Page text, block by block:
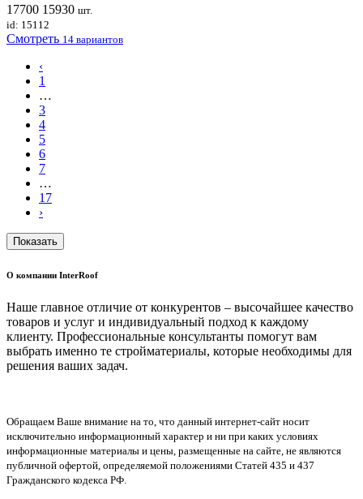
17700 15930 шт.
id: 15112
Смотреть 14 вариантов
‹
1
…
3
4
5
6
7
…
17
›
Показать
О компании InterRoof
Наше главное отличие от конкурентов – высочайшее качество
товаров и услуг и индивидуальный подход к каждому
клиенту. Профессиональные консультанты помогут вам
выбрать именно те стройматериалы, которые необходимы для
решения ваших задач.
Обращаем Ваше внимание на то, что данный интернет-сайт носит
исключительно информационный характер и ни при каких условиях
информационные материалы и цены, размещенные на сайте, не являются
публичной офертой, определяемой положениями Статей 435 и 437
Гражданского кодекса РФ.